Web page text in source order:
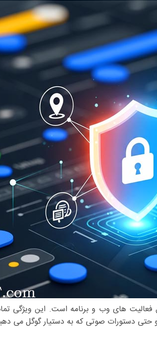
های وب و برنامه است. این ویژگی
حتی دستورات صوتی که به دستیار گوگل می